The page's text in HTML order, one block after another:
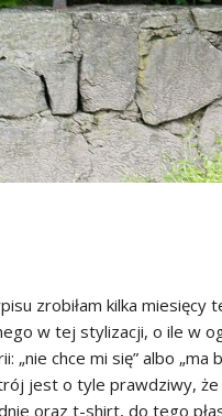
zrobiłam kilka miesięcy
w tej stylizacji, o ile w
„nie chce mi się” albo
jest o tyle prawdziwy,
oraz t-shirt, do tego